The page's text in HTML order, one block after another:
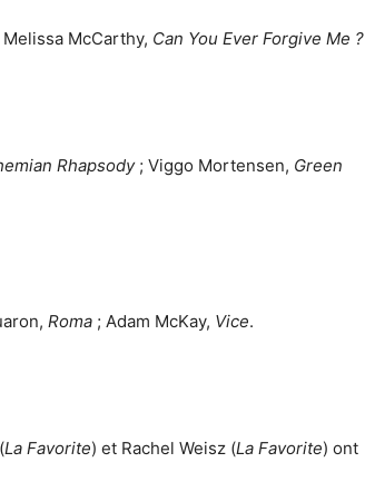
Melissa McCarthy, Can You Ever Forgive Me ?
Rhapsody; Viggo Mortensen, Green
Roma ; Adam McKay, Vice.
La Favorite) et Rachel Weisz (La Favorite) ont